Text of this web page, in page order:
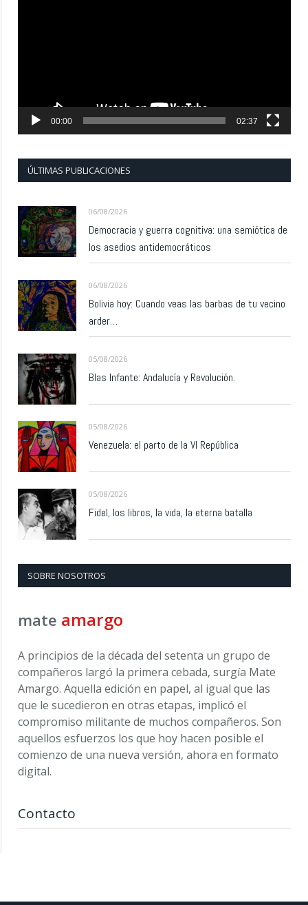
00:00 02:37
ÚLTIMAS PUBLICACIONES
06/08/2026
Democracia y guerra cognitiva: una semiótica de
los asedios antidemocráticos
06/08/2026
Bolivia hoy: Cuando veas las barbas de tu vecino
arder…
05/08/2026
Blas Infante: Andalucía y Revolución.
05/08/2026
Venezuela: el parto de la VI República
05/08/2026
Fidel, los libros, la vida, la eterna batalla
SOBRE NOSOTROS
mate amargo
A principios de la década del setenta un grupo de
compañeros largó la primera cebada, surgía Mate
Amargo. Aquella edición en papel, al igual que las
que le sucedieron en otras etapas, implicó el
compromiso militante de muchos compañeros. Son
aquellos esfuerzos los que hoy hacen posible el
comienzo de una nueva versión, ahora en formato
digital.
Contacto